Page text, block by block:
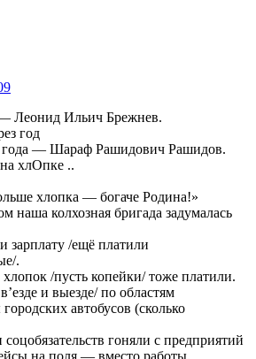
Леонид Ильич Брежнев.
год
года — Шараф Рашидович Рашидов.
хлОпке ..
хлопка — богаче Родина!»
наша колхозная бригада задумалась
зарплату /ещё платили
.
/пусть копейки/ тоже платили.
и выезде/ по областям
автобусов (сколько
гоняли с предприятий
на поля — вместо работы.